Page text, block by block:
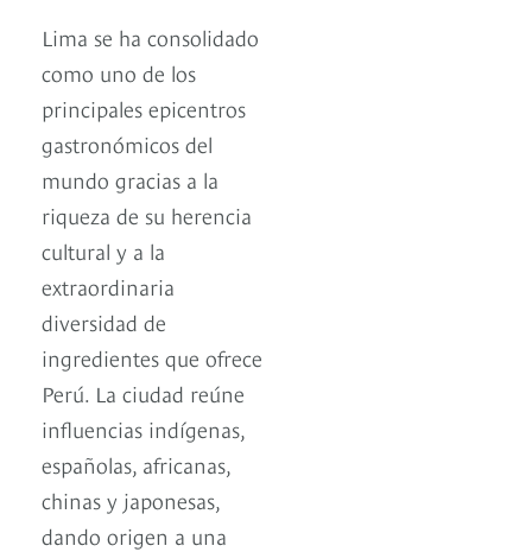
Lima se ha consolidado
como uno de los
principales epicentros
gastronómicos del
mundo gracias a la
riqueza de su herencia
cultural y a la
extraordinaria
diversidad de
ingredientes que ofrece
Perú. La ciudad reúne
influencias indígenas,
españolas, africanas,
chinas y japonesas,
dando origen a una